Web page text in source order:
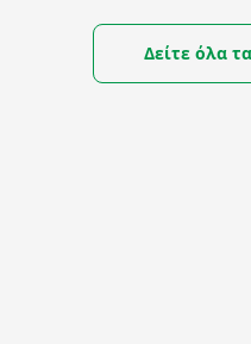
αυθεντικές εμπειρίες.
αξίζει να επισκεφθείς αυτή
Δείτε όλα